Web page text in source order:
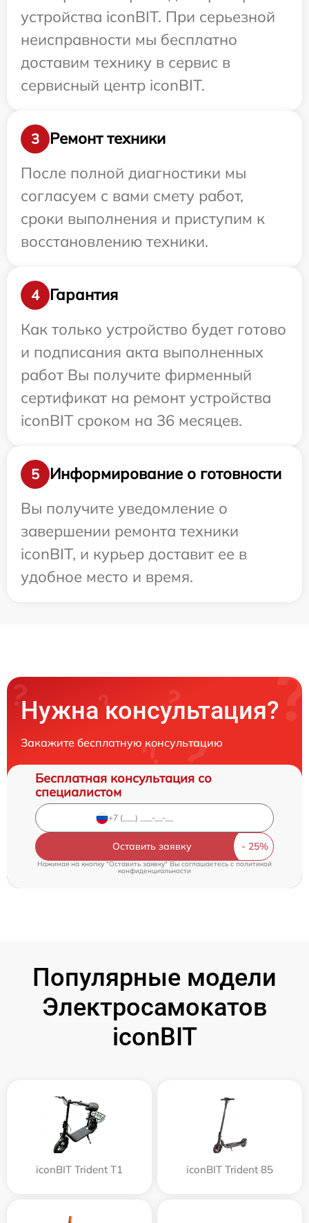
устройства iconBIT. При серьезной
неисправности мы бесплатно
доставим технику в сервис в
сервисный центр iconBIT.
3
Ремонт техники
После полной диагностики мы
согласуем с вами смету работ,
сроки выполнения и приступим к
восстановлению техники.
4
Гарантия
Как только устройство будет готово
и подписания акта выполненных
работ Вы получите фирменный
сертификат на ремонт устройства
iconBIT сроком на 36 месяцев.
5
Информирование о готовности
Вы получите уведомление о
завершении ремонта техники
iconBIT, и курьер доставит ее в
удобное место и время.
Нужна консультация?
Закажите бесплатную консультацию
Бесплатная консультация со
специалистом
Оставить заявку
Нажимая на кнопку "Оставить заявку" Вы соглашаетесь cполитикой
конфиденциальности
Популярные модели
Электросамокатов
iconBIT
iconBIT Trident T1 iconBIT Trident 85